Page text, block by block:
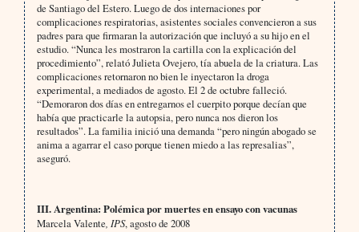
de Santiago del Estero. Luego de dos internaciones por
complicaciones respiratorias, asistentes sociales convencieron a sus
padres para que firmaran la autorización que incluyó a su hijo en el
estudio. “Nunca les mostraron la cartilla con la explicación del
procedimiento”, relató Julieta Ovejero, tía abuela de la criatura. Las
complicaciones retornaron no bien le inyectaron la droga
experimental, a mediados de agosto. El 2 de octubre falleció.
“Demoraron dos días en entregarnos el cuerpito porque decían que
había que practicarle la autopsia, pero nunca nos dieron los
resultados”. La familia inició una demanda “pero ningún abogado se
anima a agarrar el caso porque tienen miedo a las represalias”,
aseguró.
III.Argentina: Polémica por muertes en ensayo con vacunas
Marcela Valente , IPS, agosto de 2008